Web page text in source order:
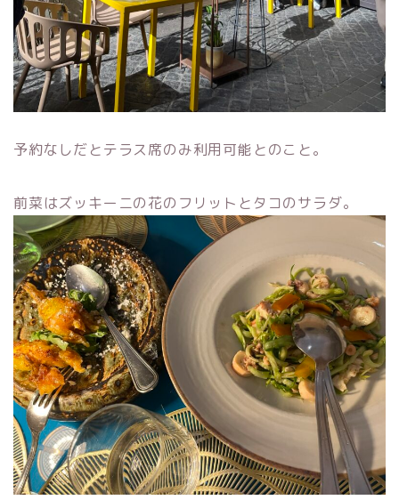
予約なしだとテラス席のみ利用可能とのこと。
前菜はズッキーニの花のフリットとタコのサラダ。